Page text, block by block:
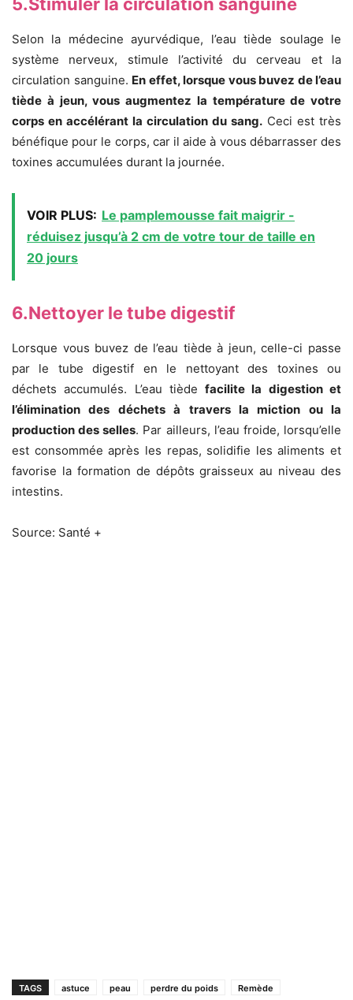
Selon la médecine ayurvédique, l’eau tiède soulage le
système nerveux, stimule l’activité du cerveau et la
circulation sanguine. En effet, lorsque vous buvez de l’eau
tiède à jeun, vous augmentez la température de votre
corps en accélérant la circulation du sang. Ceci est très
bénéfique pour le corps, car il aide à vous débarrasser des
toxines accumulées durant la journée.
VOIR PLUS: Le pamplemousse fait maigrir -
réduisez jusqu’à 2 cm de votre tour de taille en
20 jours
6.Nettoyer le tube digestif
Lorsque vous buvez de l’eau tiède à jeun, celle-ci passe
par le tube digestif en le nettoyant des toxines ou
déchets accumulés. L’eau tièdefacilite la digestion et
l’élimination des déchets à travers la miction ou la
production des selles. Par ailleurs, l’eau froide, lorsqu’elle
est consommée après les repas, solidifie les aliments et
favorise la formation de dépôts graisseux au niveau des
intestins.
Source: Santé +
TAGS astuce peau perdre du poids Remède